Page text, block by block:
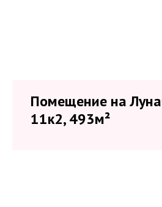
Помещение на
11к2, 493м²